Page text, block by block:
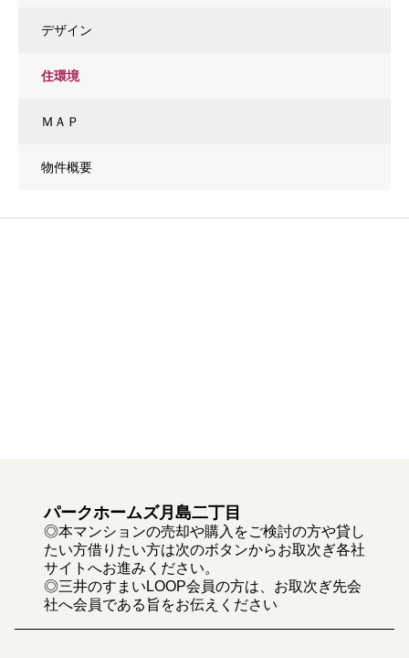
デザイン
住環境
ＭＡＰ
物件概要
パークホームズ月島二丁目
◎本マンションの売却や購入をご検討の方や貸し
たい方借りたい方は次のボタンからお取次ぎ各社
サイトへお進みください。
◎三井のすまいLOOP会員の方は、お取次ぎ先会
社へ会員である旨をお伝えください